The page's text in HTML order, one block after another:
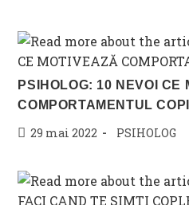
PSIHOLOG: 10 NEVOI CE
COMPORTAMENTUL
Post29 mai 2022
Post
PSIHOLOG